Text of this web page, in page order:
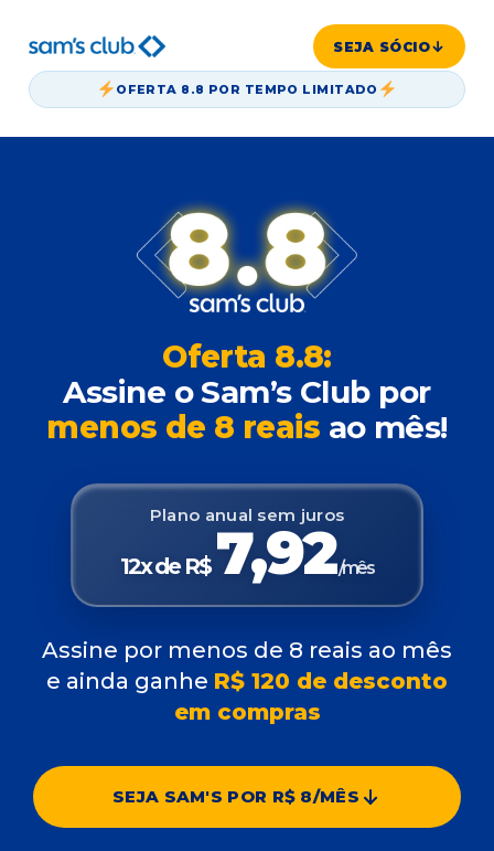
OFERTA 8.8 POR TEMPO LIMITADO
SEJA SÓCIO
Oferta 8.8:
Assine o Sam’s Club por
menos de 8 reais ao mês!
Plano anual sem juros
12x de R$ 7,92/mês
Assine por menos de 8 reais ao mês
e ainda ganhe R$ 120 de desconto
em compras
SEJA SAM'S POR R$ 8/MÊS